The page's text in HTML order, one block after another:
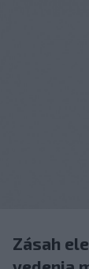
Zásah